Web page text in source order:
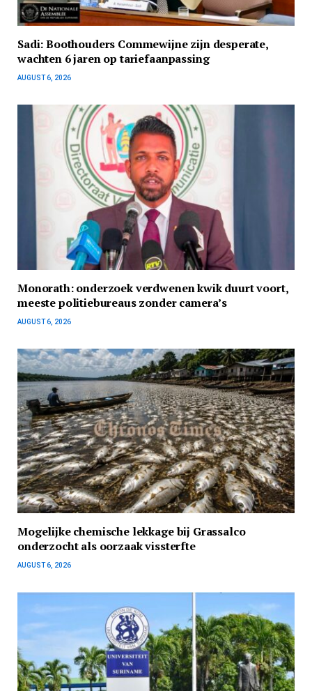
Sadi: Boothouders Commewijne zijn desperate,
wachten 6 jaren op tariefaanpassing
AUGUST 6, 2026
Monorath: onderzoek verdwenen kwik duurt voort,
meeste politiebureaus zonder camera’s
AUGUST 6, 2026
Mogelijke chemische lekkage bij Grassalco
onderzocht als oorzaak vissterfte
AUGUST 6, 2026